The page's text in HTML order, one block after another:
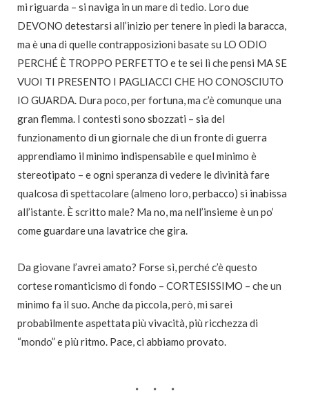
mi riguarda – si naviga in un mare di tedio. Loro due
DEVONO detestarsi all’inizio per tenere in piedi la baracca,
ma è una di quelle contrapposizioni basate su LO ODIO
PERCHÉ È TROPPO PERFETTO e te sei lì che pensi MA SE
VUOI TI PRESENTO I PAGLIACCI CHE HO CONOSCIUTO
IO GUARDA. Dura poco, per fortuna, ma c’è comunque una
gran flemma. I contesti sono sbozzati – sia del
funzionamento di un giornale che di un fronte di guerra
apprendiamo il minimo indispensabile e quel minimo è
stereotipato – e ogni speranza di vedere le divinità fare
qualcosa di spettacolare (almeno loro, perbacco) si inabissa
all’istante. È scritto male? Ma no, ma nell’insieme è un po’
come guardare una lavatrice che gira.
Da giovane l’avrei amato? Forse sì, perché c’è questo
cortese romanticismo di fondo – CORTESISSIMO – che un
minimo fa il suo. Anche da piccola, però, mi sarei
probabilmente aspettata più vivacità, più ricchezza di
“mondo” e più ritmo. Pace, ci abbiamo provato.